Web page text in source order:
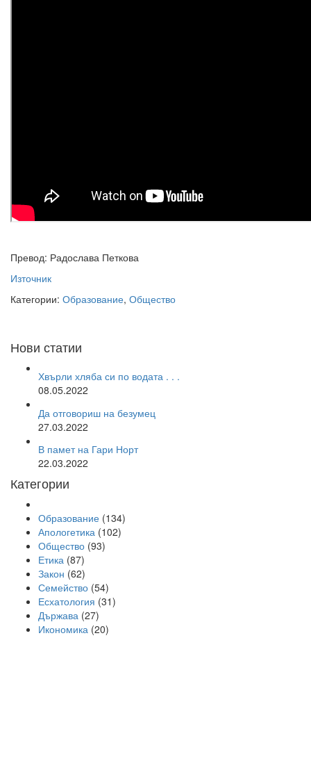
Превод: Радослава Петкова
Източник
Категории: Образование, Общество
Нови статии
Хвърли хляба си по водата . . .
08.05.2022
Да отговориш на безумец
27.03.2022
В памет на Гари Норт
22.03.2022
Категории
Образование (134)
Апологетика (102)
Общество (93)
Етика (87)
Закон (62)
Семейство (54)
Есхатология (31)
Държава (27)
Икономика (20)